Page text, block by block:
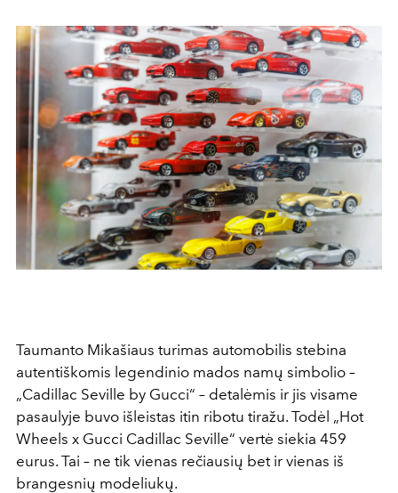
Taumanto Mikašiaus turimas automobilis stebina
autentiškomis legendinio mados namų simbolio –
„Cadillac Seville by Gucci“ – detalėmis ir jis visame
pasaulyje buvo išleistas itin ribotu tiražu. Todėl „Hot
Wheels x Gucci Cadillac Seville“ vertė siekia 459
eurus. Tai – ne tik vienas rečiausių bet ir vienas iš
brangesnių modeliukų.